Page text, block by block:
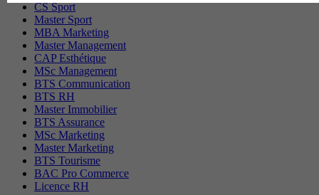
CS Sport
Master Sport
MBA Marketing
Master Management
CAP Esthétique
MSc Management
BTS Communication
BTS RH
Master Immobilier
BTS Assurance
MSc Marketing
Master Marketing
BTS Tourisme
BAC Pro Commerce
Licence RH